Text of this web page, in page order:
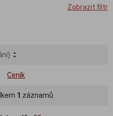
Zobrazit filtr
Ceník
1 záznamů